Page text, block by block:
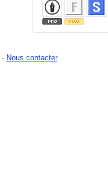
- Nous contacter